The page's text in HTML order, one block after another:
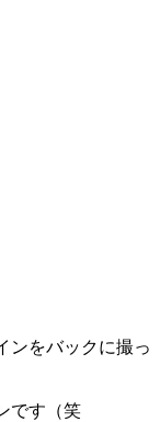
ンをバックに撮っ
です（笑